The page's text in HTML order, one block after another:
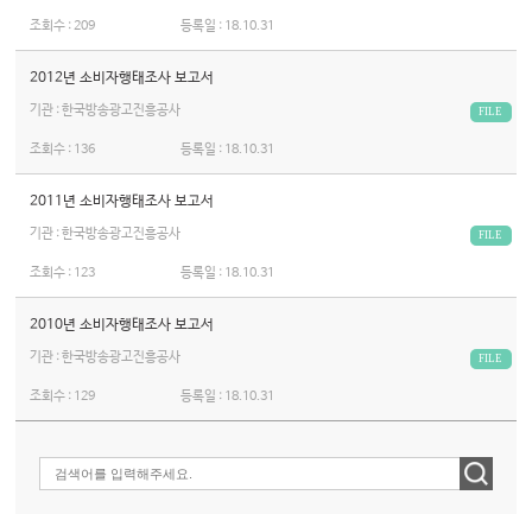
조회수 :209 등록일 : 18.10.31
2012년 소비자행태조사 보고서
기관 : 한국방송광고진흥공사 FILE
조회수 : 136 등록일 : 18.10.31
2011년 소비자행태조사 보고서
기관 : 한국방송광고진흥공사 FILE
조회수 : 123 등록일 : 18.10.31
2010년 소비자행태조사 보고서
기관 : 한국방송광고진흥공사 FILE
조회수 : 129 등록일 : 18.10.31